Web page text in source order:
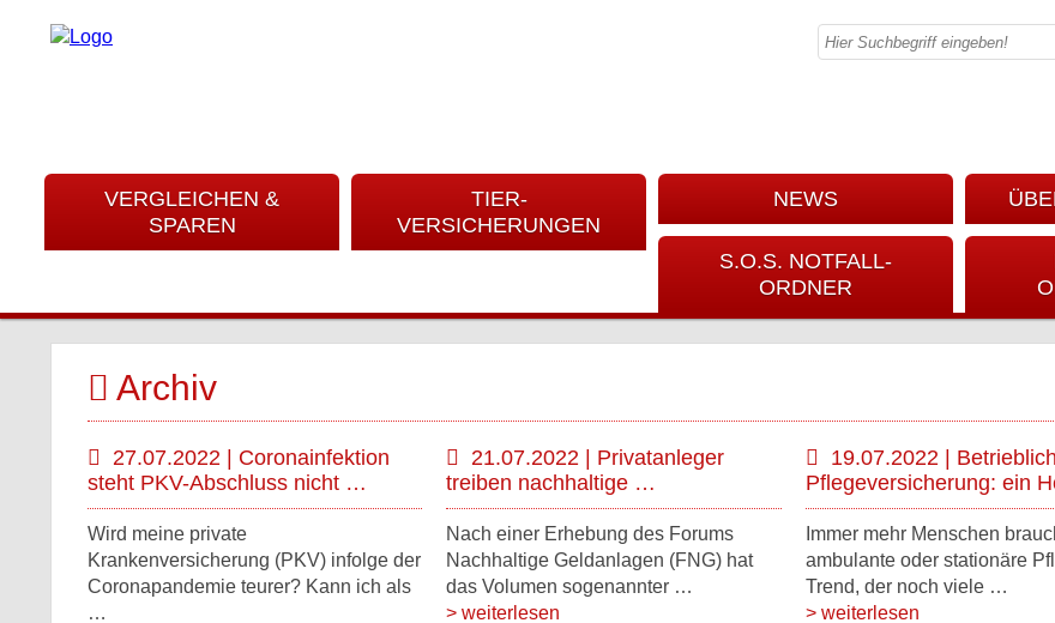
VERGLEICHEN &
SPAREN
TIER-
VERSICHERUNGEN
NEWS
S.O.S. NOTFALL-
ORDNER
Archiv
27.07.2022 | Coronainfektion
steht PKV-Abschluss nicht …
Wird meine private
Krankenversicherung (PKV) infolge der
Coronapandemie teurer? Kann ich als
…
21.07.2022 | Privatanleger
treiben nachhaltige …
Nach einer Erhebung des Forums
Nachhaltige Geldanlagen (FNG) hat
das Volumen sogenannter …
> weiterlesen
19.07.2022 |
Pflegeversicherung: ein
Immer mehr Menschen
ambulante oder stationäre
Trend, der noch viele …
> weiterlesen